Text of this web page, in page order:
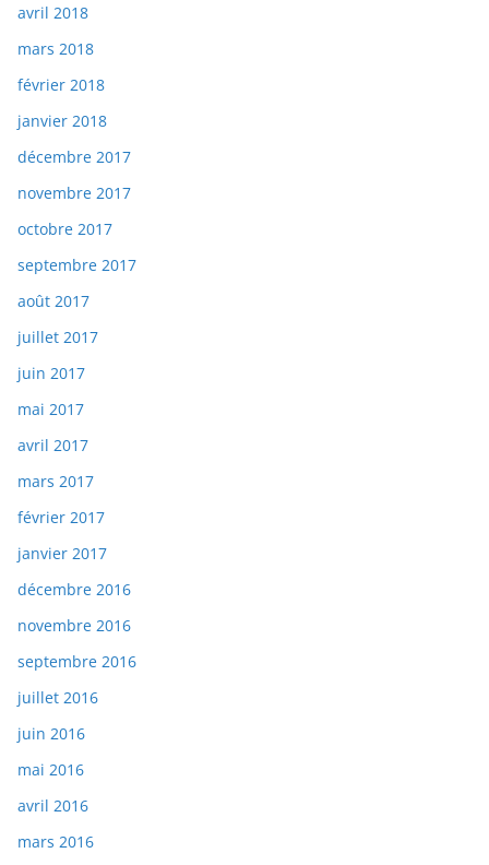
avril 2018
mars 2018
février 2018
janvier 2018
décembre 2017
novembre 2017
octobre 2017
septembre 2017
août 2017
juillet 2017
juin 2017
mai 2017
avril 2017
mars 2017
février 2017
janvier 2017
décembre 2016
novembre 2016
septembre 2016
juillet 2016
juin 2016
mai 2016
avril 2016
mars 2016